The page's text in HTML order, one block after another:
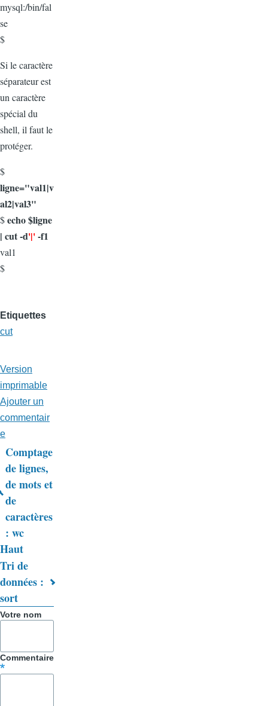
mysql:/bin/fal
se
$
Si le caractère
séparateur est
un caractère
spécial du
shell, il faut le
protéger.
$
ligne="val1|v
al2|val3"
$echo $ligne
| cut -d'|'-f1
val1
$
Etiquettes
cut
Version
imprimable
Ajouter un
commentair
e
Liens
transversaux
de
livre
pour
Trucs
&
Astuces
Comptage
de lignes,
de mots et
de
caractères
: wc
Haut
Tri de
données :
sort
Votre nom
Commentaire